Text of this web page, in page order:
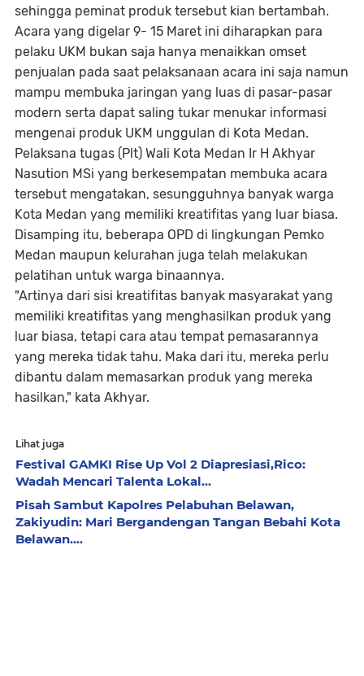
sehingga peminat produk tersebut kian bertambah.
Acara yang digelar 9- 15 Maret ini diharapkan para
pelaku UKM bukan saja hanya menaikkan omset
penjualan pada saat pelaksanaan acara ini saja namun
mampu membuka jaringan yang luas di pasar-pasar
modern serta dapat saling tukar menukar informasi
mengenai produk UKM unggulan di Kota Medan.
Pelaksana tugas (Plt) Wali Kota Medan Ir H Akhyar
Nasution MSi yang berkesempatan membuka acara
tersebut mengatakan, sesungguhnya banyak warga
Kota Medan yang memiliki kreatifitas yang luar biasa.
Disamping itu, beberapa OPD di lingkungan Pemko
Medan maupun kelurahan juga telah melakukan
pelatihan untuk warga binaannya.
"Artinya dari sisi kreatifitas banyak masyarakat yang
memiliki kreatifitas yang menghasilkan produk yang
luar biasa, tetapi cara atau tempat pemasarannya
yang mereka tidak tahu. Maka dari itu, mereka perlu
dibantu dalam memasarkan produk yang mereka
hasilkan," kata Akhyar.
Lihat juga
Festival GAMKI Rise Up Vol 2 Diapresiasi,Rico:
Wadah Mencari Talenta Lokal...
Pisah Sambut Kapolres Pelabuhan Belawan,
Zakiyudin: Mari Bergandengan Tangan Bebahi Kota
Belawan....